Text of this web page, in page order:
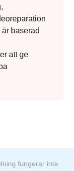
baserad
att ge
fungerar inte